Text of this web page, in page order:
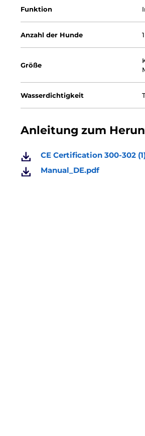
Funktion
Anzahl der Hunde
Größe
Wasserdichtigkeit
Anleitung zum
CE Certification 300-302
Manual_DE.pdf